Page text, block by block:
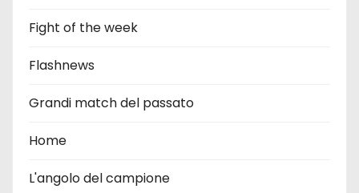
Fight of the week
Flashnews
Grandi match del passato
Home
L'angolo del campione